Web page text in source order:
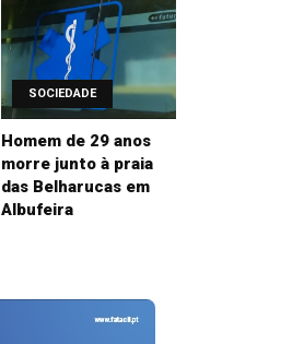
SOCIEDADE
Homem de 29 anos
morre junto à praia
das Belharucas em
Albufeira